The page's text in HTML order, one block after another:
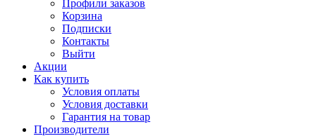
Профили заказов
Корзина
Подписки
Контакты
Выйти
Акции
Как купить
Условия оплаты
Условия доставки
Гарантия на товар
Производители